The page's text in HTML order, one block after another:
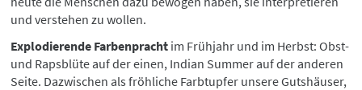
und verstehen zu wollen.
Explodierende Farbenprachtim Frühjahr und im Herbst: Obst-
und Rapsblüte auf der einen, Indian Summer auf der anderen
Seite. Dazwischen als fröhliche Farbtupfer unsere Gutshäuser,